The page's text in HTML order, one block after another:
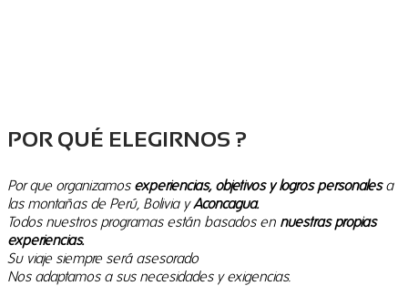
POR QUÉ ELEGIRNOS ?
Por que organizamos experiencias, objetivos y logros personalesa
las montañas de Perú, Bolivia yAconcagua.
Todos nuestros programas están basados en nuestras propias
experiencias.
Su viaje siempre será asesorado
Nos adaptamos a sus necesidades y exigencias.